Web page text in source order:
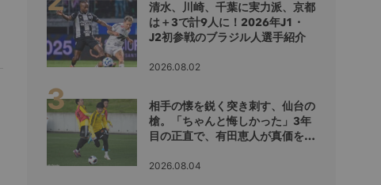
清水、川崎、千葉に実力派、京都
は＋3で計9人に！2026年J1・
J2初参戦のブラジル人選手紹介
2026.08.02
相手の懐を鋭く突き刺す、仙台の
槍。「ちゃんと悔しかった」3年
目の正直で、有田恵人が真価を示
2026.08.04